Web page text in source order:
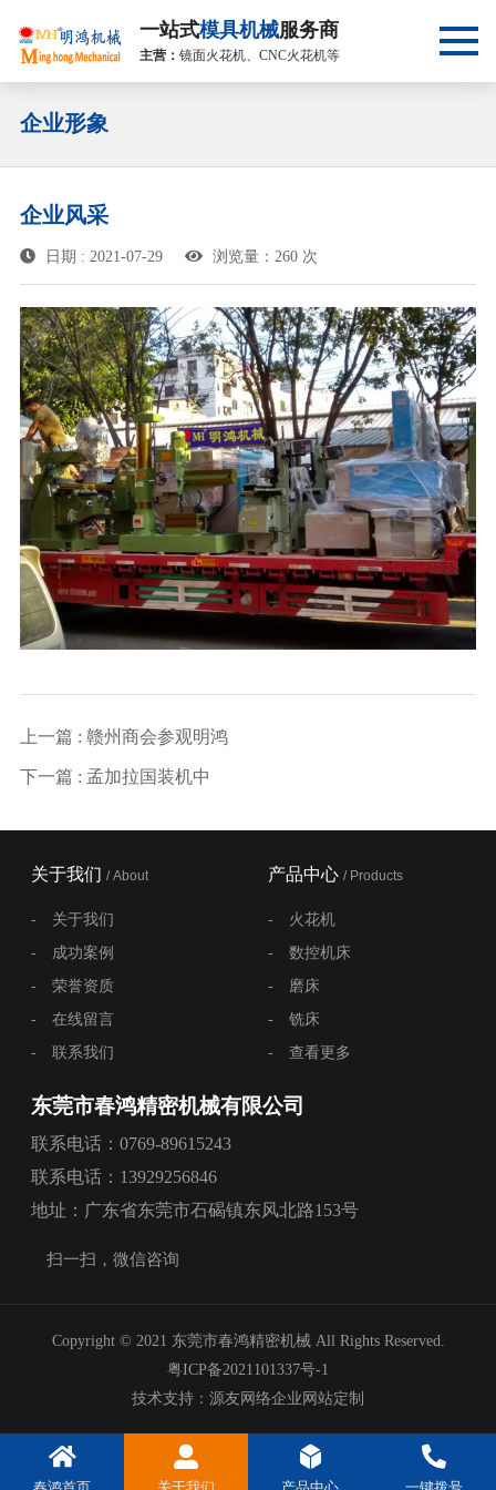
一站式模具机械服务商
主营： 镜面火花机、CNC火花机等
企业形象
企业风采
日期 : 2021-07-29 浏览量：260 次
上一篇 : 赣州商会参观明鸿
下一篇 : 孟加拉国装机中
关于我们 / About
-
关于我们
-
成功案例
-
荣誉资质
-
在线留言
-
联系我们
产品中心/ Products
-
火花机
-
数控机床
-
磨床
-
铣床
-
查看更多
东莞市春鸿精密机械有限公司
联系电话：0769-89615243
联系电话：13929256846
地址：广东省东莞市石碣镇东风北路153号
扫一扫，微信咨询
Copyright © 2021 东莞市春鸿精密机械 All Rights Reserved.
粤ICP备2021101337号-1
技术支持：源友网络企业网站定制